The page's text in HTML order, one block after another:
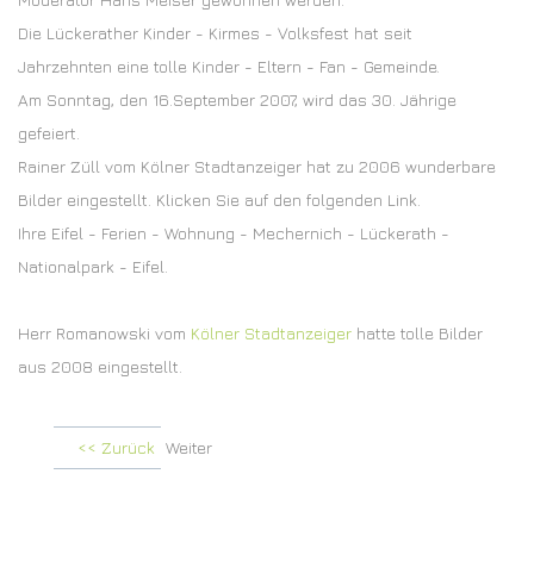
Die Lückerather Kinder - Kirmes - Volksfest hat seit
Jahrzehnten eine tolle Kinder - Eltern - Fan - Gemeinde.
Am Sonntag, den 16.September 2007, wird das 30. Jährige
gefeiert.
Rainer Züll vom Kölner Stadtanzeiger hat zu 2006 wunderbare
Bilder eingestellt. Klicken Sie auf den folgenden Link.
Ihre Eifel - Ferien - Wohnung - Mechernich - Lückerath -
Nationalpark - Eifel.
Herr Romanowski vom Kölner Stadtanzeiger hatte tolle Bilder
aus 2008 eingestellt.
<< Zurück Weiter